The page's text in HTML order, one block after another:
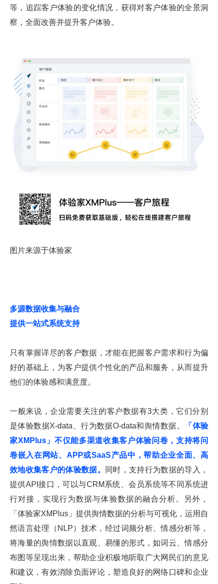
等，追踪客户体验的变化情况，获得对客户体验的全景洞
察，全面改善并提升客户体验。
图片来源于体验家
多源数据收集与融合
提供一站式系统支持
只有掌握详尽的客户数据，才能在把握客户需求和行为偏
好的基础上，为客户提供个性化的产品和服务，从而提升
他们的体验感和满意度。
一般来说，企业需要关注的客户数据有3大类，它们分别
是体验数据X-data、行为数据O-data和舆情数据。
「体验
家XMPlus」不仅能多渠道收集客户体验问卷，支持将问
卷嵌入在网站、APP或SaaS产品中，帮助企业全面、高
效地收集客户的体验数据。
同时，支持行为数据的导入，
提供API接口，可以与CRM系统、会员系统等不同系统进
行对接，实现行为数据与体验数据的融合分析。另外，
「体验家XMPlus」提供舆情数据的分析与可视化，运用自
然语言处理（NLP）技术，经过词频分析、情感分析等，
将海量的舆情数据以直观、易懂的形式，如词云、情感分
布图等呈现出来，帮助企业积极地听取广大网民们的意见
和建议，有效消除负面评论，塑造良好的网络口碑和企业